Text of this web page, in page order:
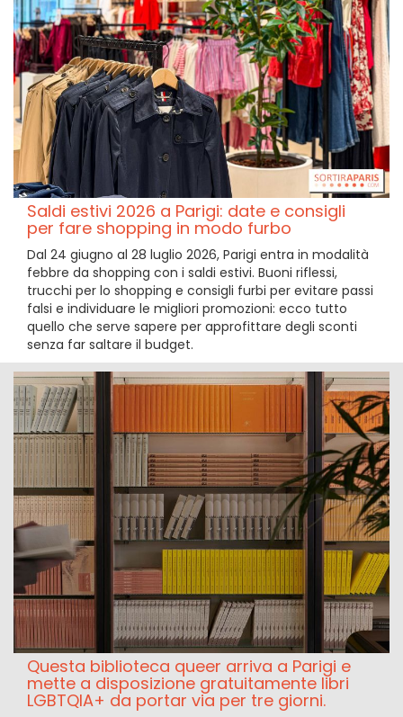
Saldi estivi 2026 a Parigi: date e consigli
per fare shopping in modo furbo
Dal 24 giugno al 28 luglio 2026, Parigi entra in modalità
febbre da shopping con i saldi estivi. Buoni riflessi,
trucchi per lo shopping e consigli furbi per evitare passi
falsi e individuare le migliori promozioni: ecco tutto
quello che serve sapere per approfittare degli sconti
senza far saltare il budget.
Questa biblioteca queer arriva a Parigi e
mette a disposizione gratuitamente libri
LGBTQIA+ da portar via per tre giorni.